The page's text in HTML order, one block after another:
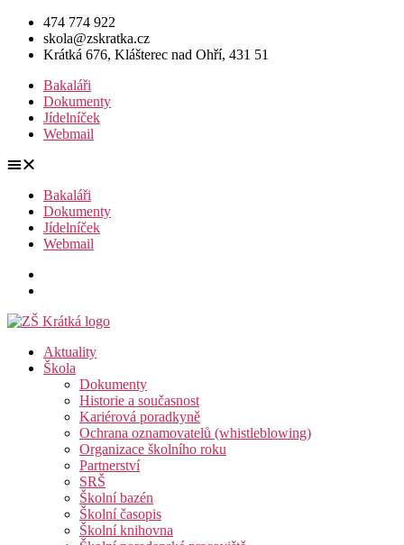
Přejít
obsahu
474 774 922
skola@zskratka.cz
Krátká 676, Klášterec nad Ohří, 431 51
Bakaláři
Dokumenty
Jídelníček
Webmail
Bakaláři
Dokumenty
Jídelníček
Webmail
Aktuality
Škola
Dokumenty
Historie a současnost
Kariérová poradkyně
Ochrana oznamovatelů (whistleblowing)
Organizace školního roku
Partnerství
SRŠ
Školní bazén
Školní časopis
Školní knihovna